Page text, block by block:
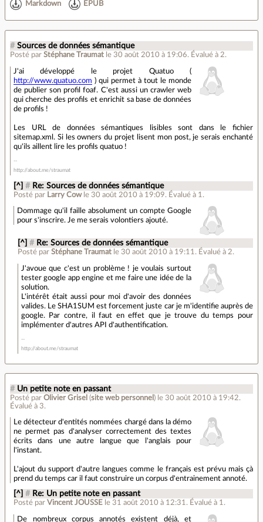
Markdown EPUB
# Sources de données sémantique
Posté par Stéphane Traumat le 30 août 2010 à 19:06. Évalué à 2.
J'ai développé le projet Quatuo (
http://www.quatuo.com ) qui permet à tout le monde
de publier son profil foaf. C'est aussi un crawler web
qui cherche des profils et enrichit sa base de données
de profils !
Les URL de données sémantiques lisibles sont dans le fichier
sitemap.xml. Si les owners du projet lisent mon post, je serais enchanté
qu'ils aillent lire les profils quatuo !
http://about.me/straumat
[^] # Re: Sources de données sémantique
Posté par Larry Cow le 30 août 2010 à 19:09. Évalué à 1 .
Dommage qu'il faille absolument un compte Google
pour s'inscrire. Je me serais volontiers ajouté.
[^] # Re: Sources de données sémantique
Posté par Stéphane Traumat le 30 août 2010 à 19:11 . Évalué à 2.
J'avoue que c'est un problème ! je voulais surtout
tester google app engine et me faire une idée de la
solution.
L'intérêt était aussi pour moi d'avoir des données
valides. Le SHA1SUM est forcement juste car je m'identifie auprès de
google. Par contre, il faut en effet que je trouve du temps pour
implémenter d'autres API d'authentification.
http://about.me/straumat
# Un petite note en passant
Posté par Olivier Grisel (site web personnel ) le 30 août 2010 à 19:42.
Évalué à 3.
Le détecteur d'entités nommées chargé dans la démo
ne permet pas d'analyser correctement des textes
écrits dans une autre langue que l'anglais pour
l'instant.
L'ajout du support d'autre langues comme le français est prévu mais çà
prend du temps car il faut construire un corpus d'entrainement annoté.
[^] # Re: Un petite note en passant
Posté par Vincent JOUSSE le 31 août 2010 à 12:31 . Évalué à 1 .
De nombreux corpus annotés existent déjà, et